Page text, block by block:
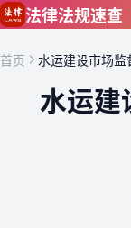
跳到主要内容
法律法规速查
首页 水运建设市场监
水运建